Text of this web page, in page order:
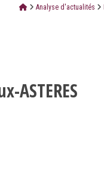
Analyse d'actualités
ASTERES